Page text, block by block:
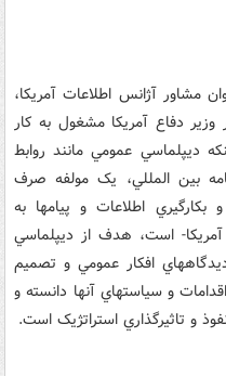
مشاور آژانس اطلاعات آمريکا،
وزير دفاع آمريکا مشغول به کار
ديپلماسي عمومي مانند روابط
بين المللي، يک مولفه صرف
بکارگيري اطلاعات و پيامها به
است، هدف از ديپلماسي
افکار عمومي و تصميم
و سياستهاي آنها دانسته و
و تاثيرگذاري استراتژيک است.